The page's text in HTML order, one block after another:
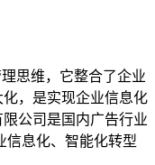
思维，它整合了企业
，是实现企业信息化
公司是国内广告行业
信息化、智能化转型